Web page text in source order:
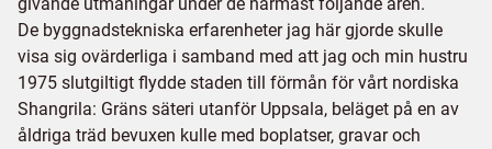
De byggnadstekniska erfarenheter jag här gjorde skulle
visa sig ovärderliga i samband med att jag och min hustru
1975 slutgiltigt flydde staden till förmån för vårt nordiska
Shangrila: Gräns säteri utanför Uppsala, beläget på en av
åldriga träd bevuxen kulle med boplatser, gravar och